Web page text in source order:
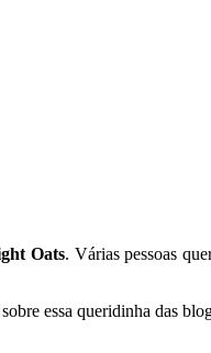
Oats. Várias pessoas
essa queridinha das